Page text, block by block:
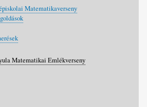
Matematikaverseny
Matematikai Emlékverseny